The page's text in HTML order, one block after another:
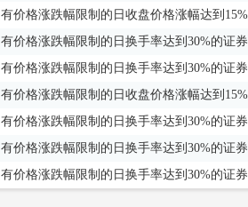
有价格涨跌幅限制的日收盘价格涨幅达到
有价格涨跌幅限制的日换手率达到30%的证券
有价格涨跌幅限制的日换手率达到30%的证券
有价格涨跌幅限制的日收盘价格涨幅达到
有价格涨跌幅限制的日换手率达到30%的证券
有价格涨跌幅限制的日换手率达到30%的证券
有价格涨跌幅限制的日换手率达到30%的证券